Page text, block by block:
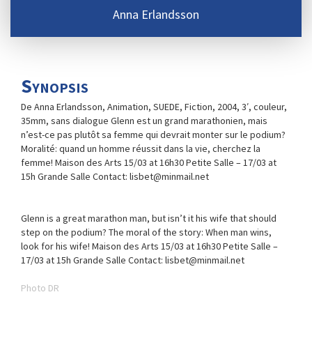
Anna Erlandsson
Synopsis
De Anna Erlandsson, Animation, SUEDE, Fiction, 2004, 3′, couleur,
35mm, sans dialogue Glenn est un grand marathonien, mais
n’est-ce pas plutôt sa femme qui devrait monter sur le podium?
Moralité: quand un homme réussit dans la vie, cherchez la
femme! Maison des Arts 15/03 at 16h30 Petite Salle – 17/03 at
15h Grande Salle Contact: lisbet@minmail.net
Glenn is a great marathon man, but isn’t it his wife that should
step on the podium? The moral of the story: When man wins,
look for his wife! Maison des Arts 15/03 at 16h30 Petite Salle –
17/03 at 15h Grande Salle Contact: lisbet@minmail.net
Photo DR